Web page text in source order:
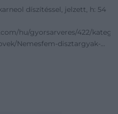
díszítéssel, jelzett, h: 54
hu/gyorsarveres/422/
Nemesfem-disztargyak-
EzustAg-ny